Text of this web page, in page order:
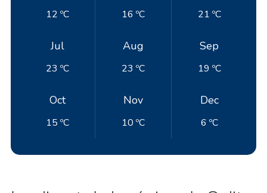
12 ºC 16 ºC 21 ºC
Jul
23 ºC
Aug
23 ºC
Sep
19 ºC
Oct
15 ºC
Nov
10 ºC
Dec
6 ºC